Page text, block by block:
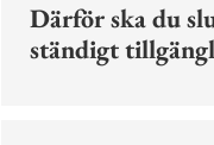
Därför ska du
ständigt